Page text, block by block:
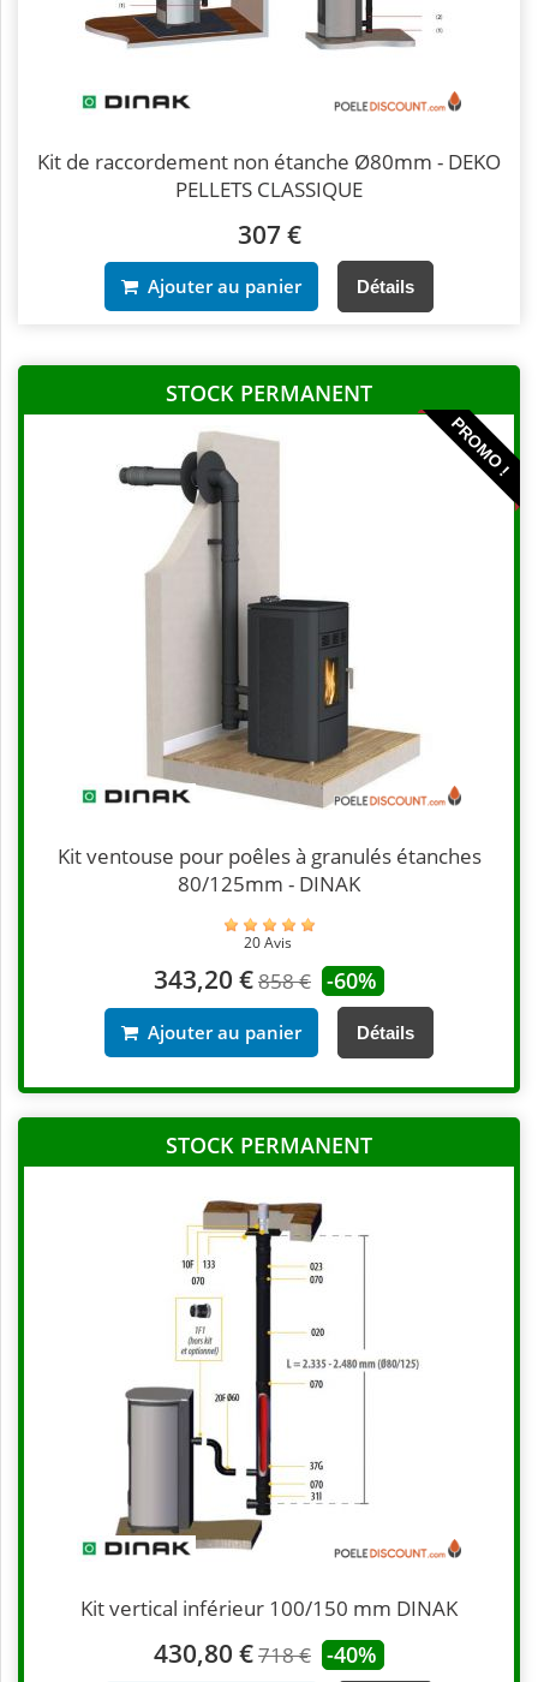
Kit de raccordement non étanche Ø80mm - DEKO
PELLETS CLASSIQUE
307 €
Ajouter au panier Détails
STOCK PERMANENT
PROMO !
Kit ventouse pour poêles à granulés étanches
80/125mm - DINAK
20 Avis
343,20 €858 € -60%
Ajouter au panier Détails
STOCK PERMANENT
Kit vertical inférieur 100/150 mm DINAK
430,80 €718 € -40%